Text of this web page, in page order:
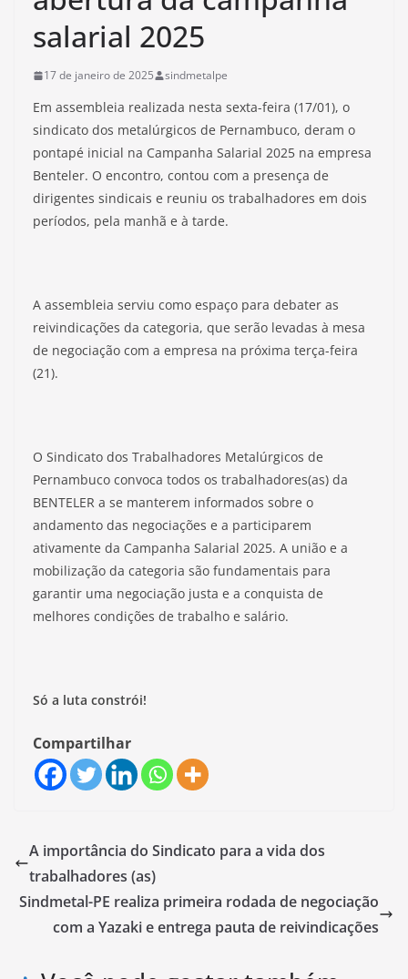
salarial 2025
17 de janeiro de 2025 sindmetalpe
Em assembleia realizada nesta sexta-feira (17/01), o
sindicato dos metalúrgicos de Pernambuco, deram o
pontapé inicial na Campanha Salarial 2025 na empresa
Benteler. O encontro, contou com a presença de
dirigentes sindicais e reuniu os trabalhadores em dois
períodos, pela manhã e à tarde.
A assembleia serviu como espaço para debater as
reivindicações da categoria, que serão levadas à mesa
de negociação com a empresa na próxima terça-feira
(21).
O Sindicato dos Trabalhadores Metalúrgicos de
Pernambuco convoca todos os trabalhadores(as) da
BENTELER a se manterem informados sobre o
andamento das negociações e a participarem
ativamente da Campanha Salarial 2025. A união e a
mobilização da categoria são fundamentais para
garantir uma negociação justa e a conquista de
melhores condições de trabalho e salário.
Só a luta constrói!
Compartilhar
A importância do Sindicato para a vida dos
trabalhadores (as)
Sindmetal-PE realiza primeira rodada de negociação
com a Yazaki e entrega pauta de reivindicações